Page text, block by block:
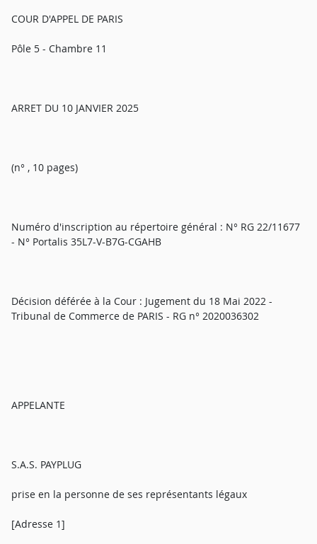
COUR D'APPEL DE PARIS
Pôle 5 - Chambre 11
ARRET DU 10 JANVIER 2025
(n° , 10 pages)
Numéro d'inscription au répertoire général : N° RG 22/11677
- N° Portalis 35L7-V-B7G-CGAHB
Décision déférée à la Cour : Jugement du 18 Mai 2022 -
Tribunal de Commerce de PARIS - RG n° 2020036302
APPELANTE
S.A.S. PAYPLUG
prise en la personne de ses représentants légaux
[Adresse 1]